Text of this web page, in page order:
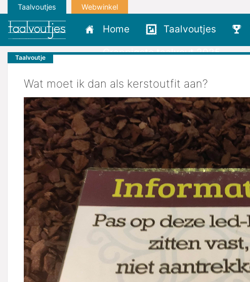
Taalvoutjes Webwinkel
Home Taalvoutjes
Grappigste taalvout 2025
Taalvoutje
Wat moet ik dan als kerstoutfit aan?